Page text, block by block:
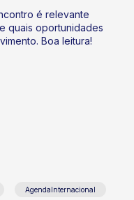
é relevante
quais oportunidades
Boa leitura!
AgendaInternacional